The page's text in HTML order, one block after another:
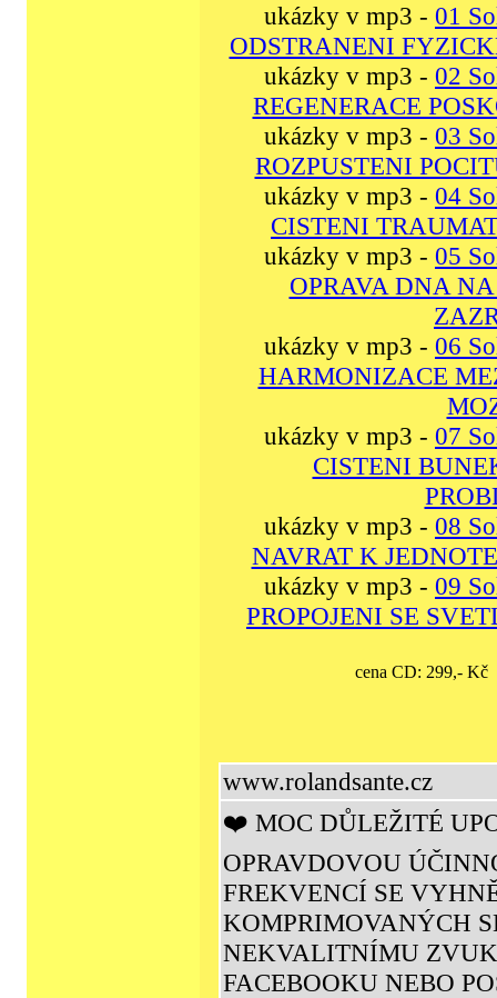
ukázky v mp3 - 01
ODSTRANENI
ukázky v mp3 - 02
REGENERACE
ukázky v mp3 - 03
ROZPUSTENI
ukázky v mp3 - 04
CISTENI
ukázky v mp3 - 05
OPRAVA DNA
ukázky v mp3 - 06
HARMONIZACE
ukázky v mp3 - 07
CISTENI
ukázky v mp3 - 08
NAVRAT K
ukázky v mp3 - 09
PROPOJENI SE
cena CD: 299,-
www.rolandsante.cz
❤️ MOC DŮLEŽITÉ
OPRAVDOVOU
FREKVENCÍ SE
KOMPRIMOVANÝCH
NEKVALITNÍMU
FACEBOOKU NEBO